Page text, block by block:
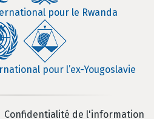
pour le Rwanda
pour l’ex-Yougoslavie
Confidentialité de l'information